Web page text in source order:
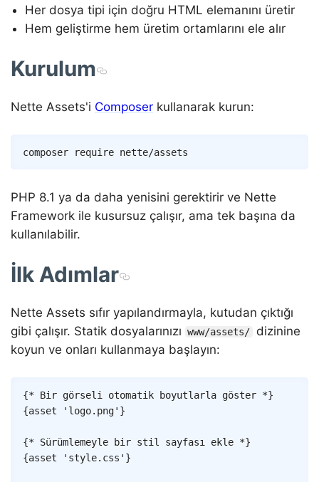
Her dosya tipi için doğru HTML elemanını üretir
Hem geliştirme hem üretim ortamlarını ele alır
Kurulum
Nette Assets'i Composer kullanarak kurun:
composer
PHP 8.1 ya da daha yenisini gerektirir ve Nette
Framework ile kusursuz çalışır, ama tek başına da
kullanılabilir.
İlk Adımlar
Nette Assets sıfır yapılandırmayla, kutudan çıktığı
gibi çalışır. Statik dosyalarınızı www/assets/
dizinine
koyun ve onları kullanmaya başlayın:
{* Bir görseli otomatik boyutlarla göster *}
{asset 'logo.png' }
{* Sürümlemeyle bir stil sayfası ekle *}
{asset 'style.css' }
Copy